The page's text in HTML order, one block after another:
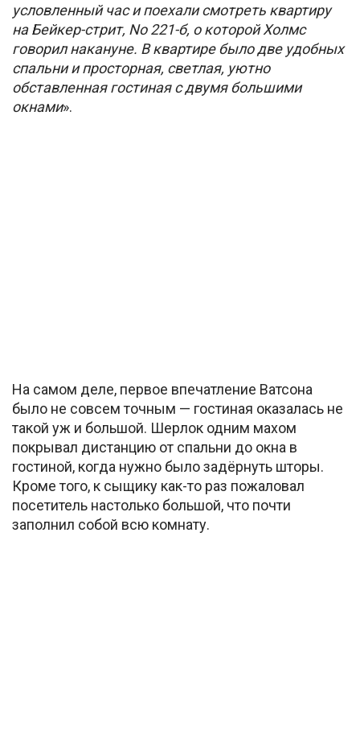
условленный час и поехали смотреть квартиру
на Бейкер-стрит, No 221-б, о которой Холмс
говорил накануне. В квартире было две удобных
спальни и просторная, светлая, уютно
обставленная гостиная с двумя большими
окнами».
На самом деле, первое впечатление Ватсона
было не совсем точным — гостиная оказалась не
такой уж и большой. Шерлок одним махом
покрывал дистанцию от спальни до окна в
гостиной, когда нужно было задёрнуть шторы.
Кроме того, к сыщику как-то раз пожаловал
посетитель настолько большой, что почти
заполнил собой всю комнату.